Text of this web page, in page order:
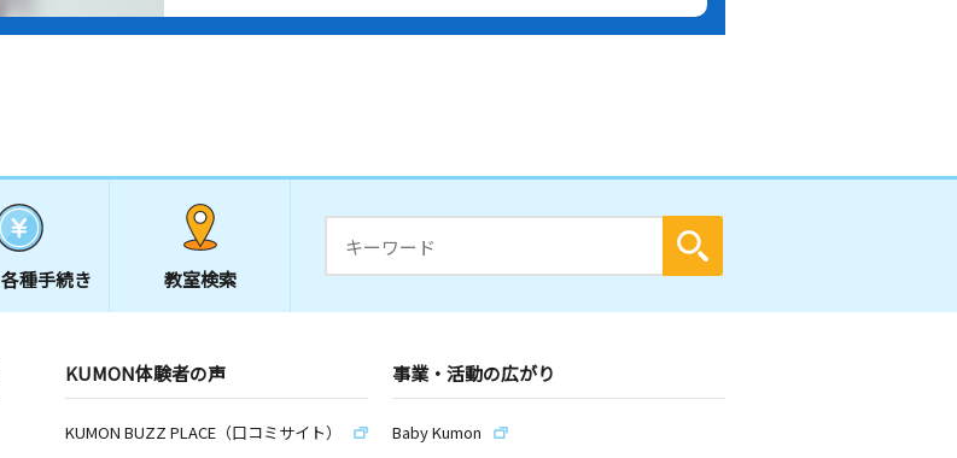
各種手続き 教室検索
KUMON体験者の声
KUMON BUZZ PLACE（口コミサイト）
事業・活動の広がり
Baby Kumon